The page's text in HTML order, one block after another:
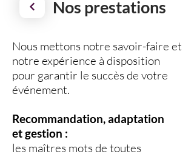
Nos prestations
Nous mettons notre savoir-faire et
notre expérience à disposition
pour garantir le succès de votre
événement.
Recommandation, adaptation
et gestion :
les maîtres mots de toutes